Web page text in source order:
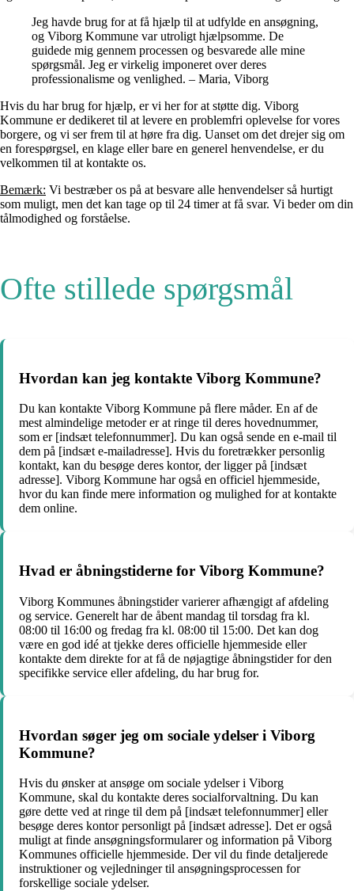
Jeg havde brug for at få hjælp til at udfylde en ansøgning,
og Viborg Kommune var utroligt hjælpsomme. De
guidede mig gennem processen og besvarede alle mine
spørgsmål. Jeg er virkelig imponeret over deres
professionalisme og venlighed. – Maria, Viborg
Hvis du har brug for hjælp, er vi her for at støtte dig. Viborg
Kommune er dedikeret til at levere en problemfri oplevelse for vores
borgere, og vi ser frem til at høre fra dig. Uanset om det drejer sig om
en forespørgsel, en klage eller bare en generel henvendelse, er du
velkommen til at kontakte os.
Bemærk: Vi bestræber os på at besvare alle henvendelser så hurtigt
som muligt, men det kan tage op til 24 timer at få svar. Vi beder om din
tålmodighed og forståelse.
Ofte stillede spørgsmål
Hvordan kan jeg kontakte Viborg Kommune?
Du kan kontakte Viborg Kommune på flere måder. En af de
mest almindelige metoder er at ringe til deres hovednummer,
som er [indsæt telefonnummer]. Du kan også sende en e-mail til
dem på [indsæt e-mailadresse]. Hvis du foretrækker personlig
kontakt, kan du besøge deres kontor, der ligger på [indsæt
adresse]. Viborg Kommune har også en officiel hjemmeside,
hvor du kan finde mere information og mulighed for at kontakte
dem online.
Hvad er åbningstiderne for Viborg Kommune?
Viborg Kommunes åbningstider varierer afhængigt af afdeling
og service. Generelt har de åbent mandag til torsdag fra kl.
08:00 til 16:00 og fredag fra kl. 08:00 til 15:00. Det kan dog
være en god idé at tjekke deres officielle hjemmeside eller
kontakte dem direkte for at få de nøjagtige åbningstider for den
specifikke service eller afdeling, du har brug for.
Hvordan søger jeg om sociale ydelser i Viborg
Kommune?
Hvis du ønsker at ansøge om sociale ydelser i Viborg
Kommune, skal du kontakte deres socialforvaltning. Du kan
gøre dette ved at ringe til dem på [indsæt telefonnummer] eller
besøge deres kontor personligt på [indsæt adresse]. Det er også
muligt at finde ansøgningsformularer og information på Viborg
Kommunes officielle hjemmeside. Der vil du finde detaljerede
instruktioner og vejledninger til ansøgningsprocessen for
forskellige sociale ydelser.